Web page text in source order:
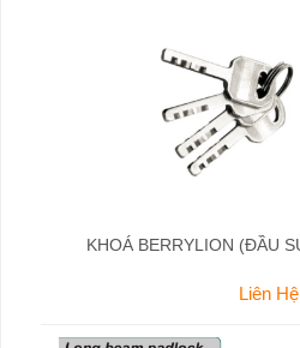
KHOÁ BERRYLION (ĐẦU
Liên Hệ